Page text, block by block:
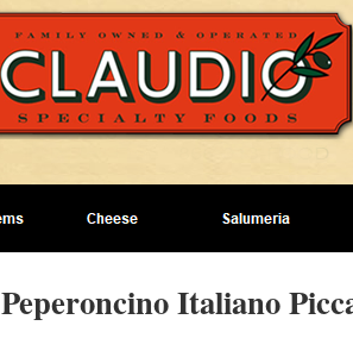
Peperoncino Italiano